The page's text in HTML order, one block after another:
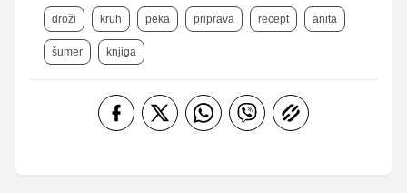
droži kruh peka priprava recept anita
šumer knjiga